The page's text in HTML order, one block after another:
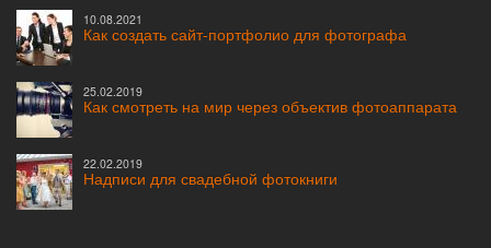
10.08.2021
Как создать сайт-портфолио для фотографа
25.02.2019
Как смотреть на мир через объектив фотоаппарата
22.02.2019
Надписи для свадебной фотокниги